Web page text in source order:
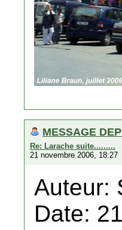
MESSAGE
Re: Larache suite.........
21 novembre 2006, 18:27
Auteur:
Date: